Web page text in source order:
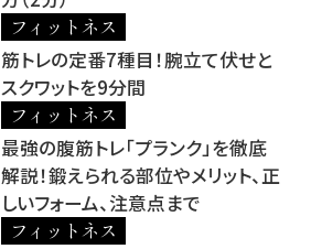
フィットネス
筋トレの定番7種目！腕立て伏せと
スクワットを9分間
フィットネス
最強の腹筋トレ「プランク」を徹底
解説！鍛えられる部位やメリット、正
しいフォーム、注意点まで
フィットネス